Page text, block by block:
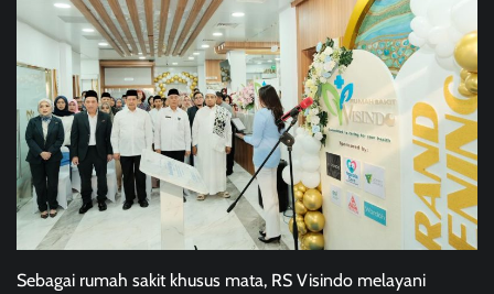
Sebagai rumah sakit khusus mata, RS Visindo melayani